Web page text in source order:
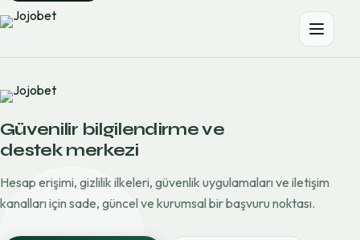
Güvenilir bilgilendirme ve
destek merkezi
Hesap erişimi, gizlilik ilkeleri, güvenlik uygulamaları ve iletişim
kanalları için sade, güncel ve kurumsal bir başvuru noktası.